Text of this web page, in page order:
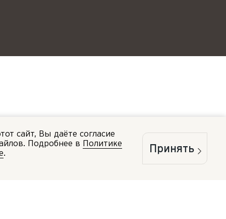
сайт, Вы даёте согласие
Подробнее в Политике
. Принять